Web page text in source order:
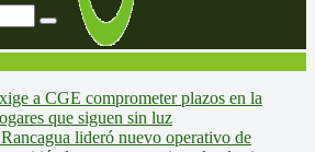
a CGE comprometer plazos en la
que siguen sin luz
lideró nuevo operativo de